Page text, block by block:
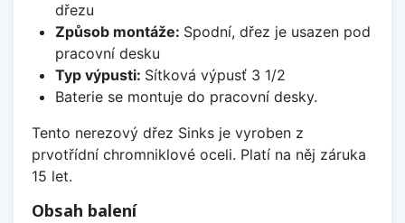
dřezu
Způsob montáže: Spodní, dřez je usazen pod
pracovní desku
Typ výpusti: Sítková výpusť 3 1/2
Baterie se montuje do pracovní desky.
Tento nerezový dřez Sinks je vyroben z
prvotřídní chromniklové oceli. Platí na něj záruka
15 let.
Obsah balení